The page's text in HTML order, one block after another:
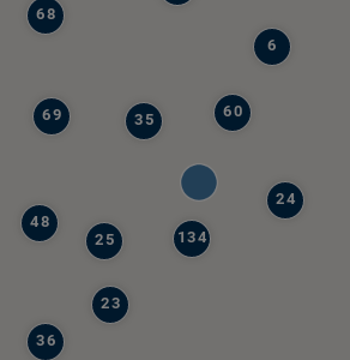
36
69
134
23
68
35
48
60
24
6
25